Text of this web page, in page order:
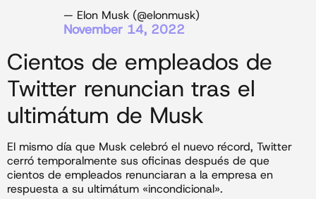
— Elon Musk (@elonmusk)
November 14, 2022
Cientos de empleados de
Twitter renuncian tras el
ultimátum de Musk
El mismo día que Musk celebró el nuevo récord, Twitter
cerró temporalmente sus oficinas después de que
cientos de empleados renunciaran a la empresa en
respuesta a su ultimátum «incondicional».